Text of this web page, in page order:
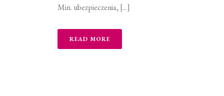
Min. ubezpieczenia, [...]
READ MORE